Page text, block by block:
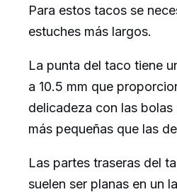
Para estos tacos se
estuches más largos.
La punta del taco tiene
a 10.5 mm que
delicadeza con las
más pequeñas que las
Las partes traseras del
suelen ser planas en un